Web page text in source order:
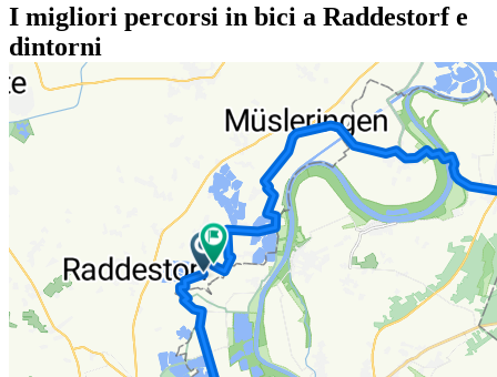
I migliori percorsi in bici a Raddestorf e
dintorni